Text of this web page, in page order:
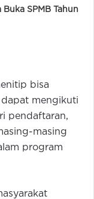
SPMB Tahun
bisa
mengikuti
pendaftaran,
masing
program